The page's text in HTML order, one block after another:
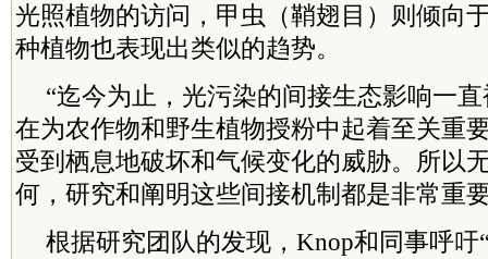
光照植物的访问，甲虫（鞘翅目）则倾向
种植物也表现出类似的趋势。
“迄今为止，光污染的间接生态影响一
在为农作物和野生植物授粉中起着至关重
受到栖息地破坏和气候变化的威胁。所以
何，研究和阐明这些间接机制都是非常重
根据研究团队的发现，Knop和同事呼吁